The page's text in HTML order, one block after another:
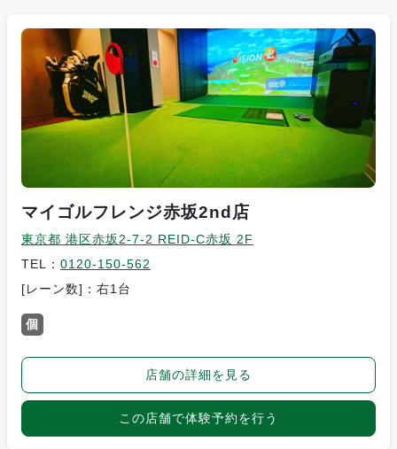
マイゴルフレンジ赤坂2nd店
東京都 港区赤坂2-7-2 REID-C赤坂 2F
TEL： 0120-150-562
[レーン数]：右1台
個
店舗の詳細を見る
この店舗で体験予約を行う